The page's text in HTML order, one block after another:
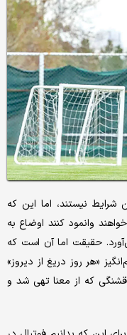
شرایط نیستند، اما این که
وانمود کنند اوضاع به
حقیقت اما آن است که
«هر روز دریغ از دیروز»
که از معنا تهی شد و